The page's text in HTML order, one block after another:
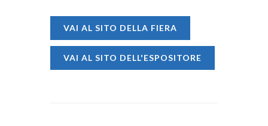
VAI AL SITO DELLA FIERA
VAI AL SITO DELL'ESPOSITORE